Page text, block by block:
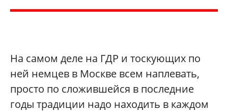
На самом деле на ГДР и тоскующих по
ней немцев в Москве всем наплевать,
просто по сложившейся в последние
годы традиции надо находить в каждом